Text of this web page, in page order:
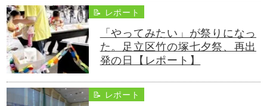
📝 レポート
「やってみたい」が祭りになっ
た。足立区竹の塚七夕祭、再出
発の日【レポート】
📝 レポート